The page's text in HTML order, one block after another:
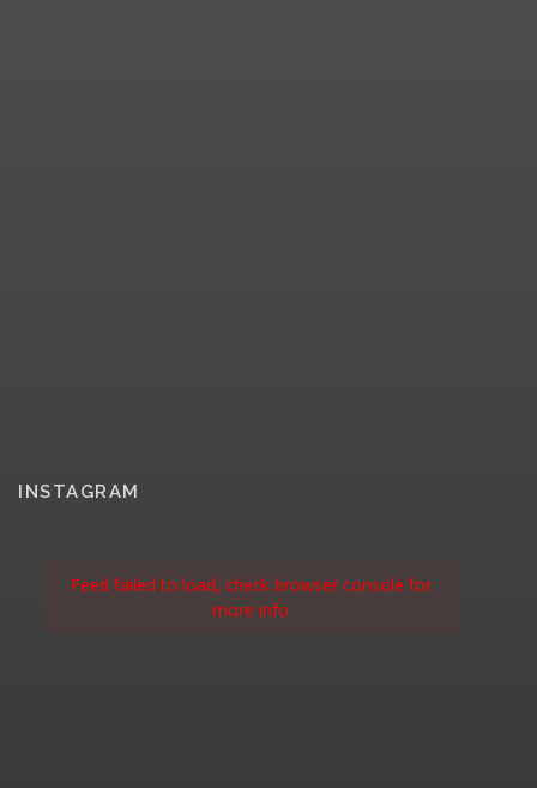
INSTAGRAM
Feed failed to load, check browser console for
more info